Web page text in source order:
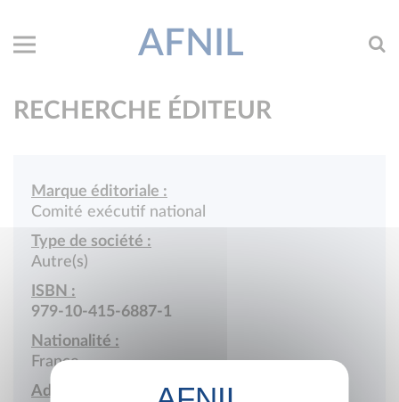
AFNIL
RECHERCHE ÉDITEUR
Marque éditoriale :
Comité exécutif national
Type de société :
Autre(s)
ISBN :
979-10-415-6887-1
Nationalité :
France
Adresse :